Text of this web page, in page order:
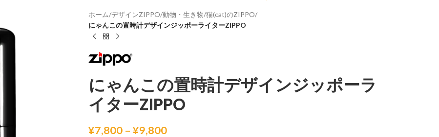
デザインジッポー（一覧）
パブリックドメイン(public-domain)
ホーム/デザインZIPPO/動物・生き物/猫(cat)のZIPPO/
にゃんこの置時計デザインジッポーライターZIPPO
にゃんこの置時計デザインジッポーラ
イターZIPPO
¥7,800 – ¥9,800